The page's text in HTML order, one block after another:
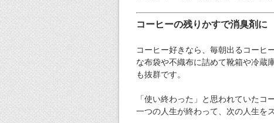
コーヒーの残りかすで消臭剤に
コーヒー好きなら、毎朝出るコーヒ
な布袋や不織布に詰めて靴箱や冷蔵
も抜群です。
「使い終わった」と思われていた
一つの人生が終わって、次の人生を